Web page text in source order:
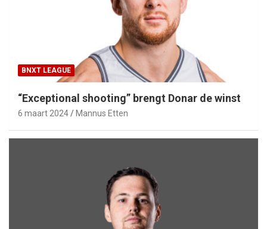
BNXT LEAGUE
“Exceptional shooting” brengt Donar de winst
6 maart 2024 Mannus Etten